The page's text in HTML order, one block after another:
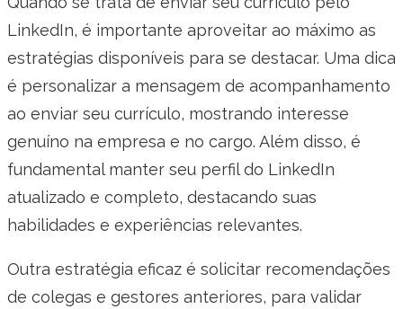
LinkedIn, é importante aproveitar ao máximo as
estratégias disponíveis para se destacar. Uma dica
é personalizar a mensagem de acompanhamento
ao enviar seu currículo, mostrando interesse
genuíno na empresa e no cargo. Além disso, é
fundamental manter seu perfil do LinkedIn
atualizado e completo, destacando suas
habilidades e experiências relevantes.
Outra estratégia eficaz é solicitar recomendações
de colegas e gestores anteriores, para validar